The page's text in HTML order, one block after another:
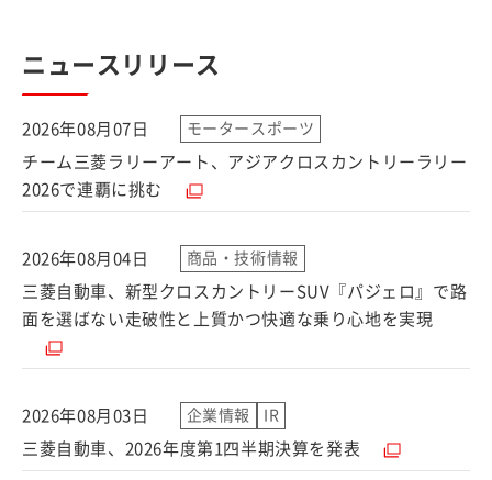
ニュースリリース
2026年08月07日 モータースポーツ
チーム三菱ラリーアート、アジアクロスカントリーラリー
2026で連覇に挑む （別ウィンドウで開く）
2026年08月04日 商品・技術情報
三菱自動車、新型クロスカントリーSUV『パジェロ』で路
面を選ばない走破性と上質かつ快適な乗り心地を実現
2026年08月03日 企業情報 IR
三菱自動車、2026年度第1四半期決算を発表 （別ウィンドウ